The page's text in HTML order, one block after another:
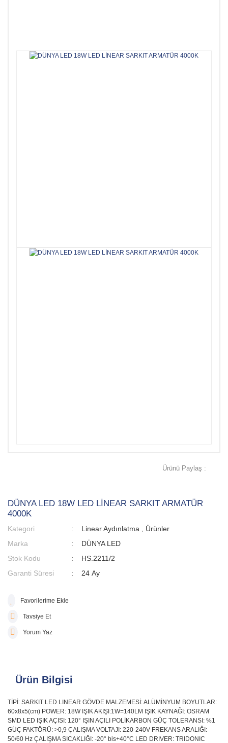
Ürünü Paylaş :
DÜNYA LED 18W LED LİNEAR SARKIT ARMATÜR
4000K
Kategori Linear Aydınlatma
Ürünler
Marka
DÜNYA LED
Stok Kodu
HS.2211/2
Garanti Süresi
24 Ay
Tavsiye Et
Yorum Yaz
Ürün Bilgisi
TİPİ: SARKIT LED LINEAR GÖVDE MALZEMESİ: ALÜMİNYUM BOYUTLAR:
60x8x5(cm) POWER: 18W IŞIK AKIŞI:1W=140LM IŞIK KAYNAĞI: OSRAM
SMD LED IŞIK AÇISI: 120° IŞIN AÇILI POLİKARBON GÜÇ TOLERANSI: %1
GÜÇ FAKTÖRÜ: >0,9 ÇALIŞMA VOLTAJI: 220-240V FREKANS ARALIĞI:
50/60 Hz ÇALIŞMA SICAKLIĞI: -20° bis+40°C LED DRIVER: TRIDONIC